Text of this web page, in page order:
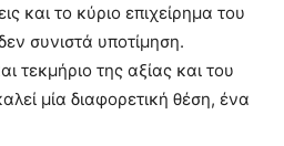
και το κύριο επιχείρημα του
συνιστά υποτίμηση.
τεκμήριο της αξίας και του
μία διαφορετική θέση, ένα